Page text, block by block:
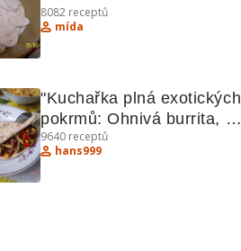
recepty
8082 receptů
mída
"Kuchařka plná exotických
pokrmů: Ohnivá burrita,
Kuřecí kari, Hradečtí
votroci"
9640 receptů
hans999